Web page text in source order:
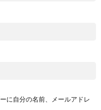
に自分の名前、メールアドレ